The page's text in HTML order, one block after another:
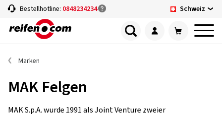
Bestellhotline: 0848234234 Schweiz
Marken
MAK Felgen
MAK S.p.A. wurde 1991 als Joint Venture zweier